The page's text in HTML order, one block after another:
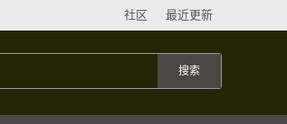
最近更新
社区